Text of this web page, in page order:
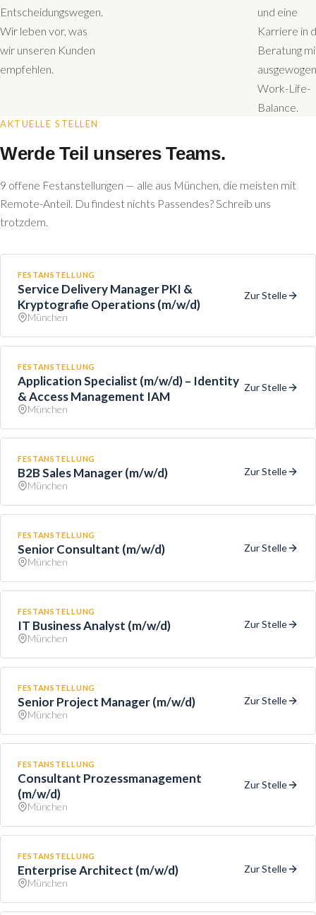
Entscheidungswegen.
Wir leben vor, was
wir unseren Kunden
empfehlen.
und eine
Karriere in
Beratung
Work-Life-
Balance.
AKTUELLE STELLEN
Werde Teil unseres Teams.
9 offene Festanstellungen — alle aus München, die meisten mit
Remote-Anteil. Du findest nichts Passendes? Schreib uns
trotzdem.
FESTANSTELLUNG
Service Delivery Manager PKI &
Kryptografie Operations (m/w/d)
München
Zur Stelle
FESTANSTELLUNG
Application Specialist (m/w/d) – Identity
& Access Management IAM
München
Zur Stelle
FESTANSTELLUNG
B2B Sales Manager (m/w/d)
München
Zur Stelle
FESTANSTELLUNG
Senior Consultant (m/w/d)
München
Zur Stelle
FESTANSTELLUNG
IT Business Analyst (m/w/d)
München
Zur Stelle
FESTANSTELLUNG
Senior Project Manager (m/w/d)
München
Zur Stelle
FESTANSTELLUNG
Consultant Prozessmanagement
(m/w/d)
München
Zur Stelle
FESTANSTELLUNG
Enterprise Architect (m/w/d)
München
Zur Stelle